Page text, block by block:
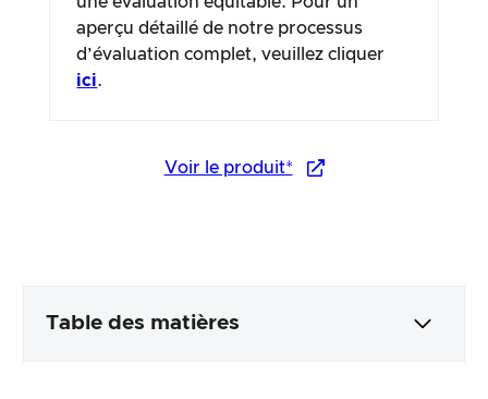
aperçu détaillé de notre processus
d’évaluation complet, veuillez cliquer
ici.
Voir le produit*
Table des matières